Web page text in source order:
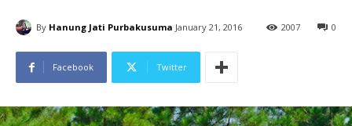
By Hanung Jati Purbakusuma January 21, 2016 0
2007
Facebook Twitter